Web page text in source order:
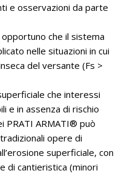
e osservazioni da parte
che il sistema
nelle situazioni in cui
del versante (Fs >
che interessi
e in assenza di rischio
PRATI ARMATI® può
opere di
superficiale, con
di cantieristica (minori